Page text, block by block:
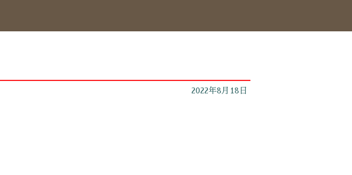
2022年8月18日